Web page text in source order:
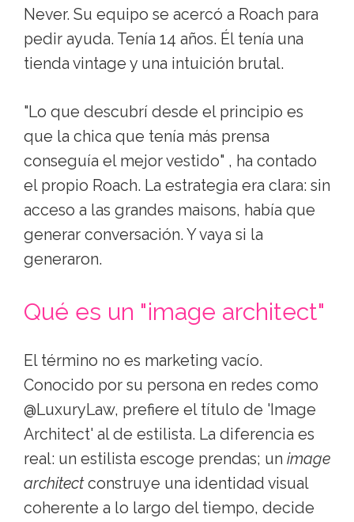
Never. Su equipo se acercó a Roach para
pedir ayuda. Tenía 14 años. Él tenía una
tienda vintage y una intuición brutal.
"Lo que descubrí desde el principio es
que la chica que tenía más prensa
conseguía el mejor vestido" , ha contado
el propio Roach. La estrategia era clara: sin
acceso a las grandes maisons, había que
generar conversación. Y vaya si la
generaron.
Qué es un "image architect"
El término no es marketing vacío.
Conocido por su persona en redes como
@LuxuryLaw, prefiere el título de 'Image
Architect' al de estilista. La diferencia es
real: un estilista escoge prendas; un image
architectconstruye una identidad visual
coherente a lo largo del tiempo, decide